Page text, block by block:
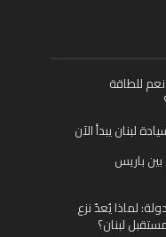
للطاقة
لبنان يبدأ الآن
باريس
لماذا يُعدّ نزع
لبنان؟